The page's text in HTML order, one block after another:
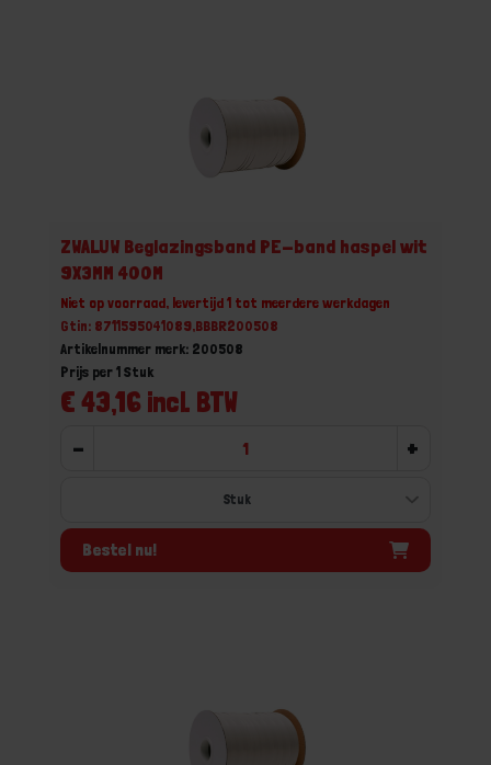
ZWALUW Beglazingsband PE-band haspel wit
9X3MM 400M
Niet op voorraad, levertijd 1 tot meerdere werkdagen
Gtin: 8711595041089,BBBR200508
Artikelnummer merk: 200508
€ 43,16 incl. BTW
Prijs per 1 Stuk
- +
Bestel nu!